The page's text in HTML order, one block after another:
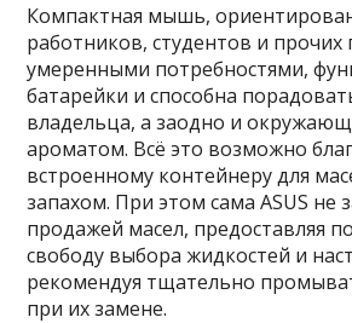
Компактная мышь,
работников, студентов и прочих
умеренными потребностями,
батарейки и способна
владельца, а заодно и
ароматом. Всё это возможно
встроенному контейнеру для
запахом. При этом сама ASUS не
продажей масел, предоставляя
свободу выбора жидкостей и
рекомендуя тщательно
при их замене.